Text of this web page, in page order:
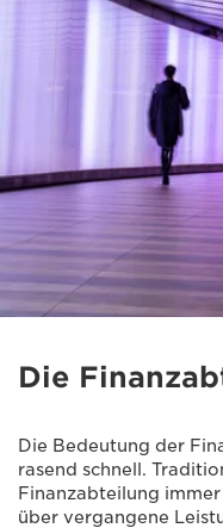
Die
Die Bedeutung der
rasend schnell.
Finanzabteilung
über vergangene